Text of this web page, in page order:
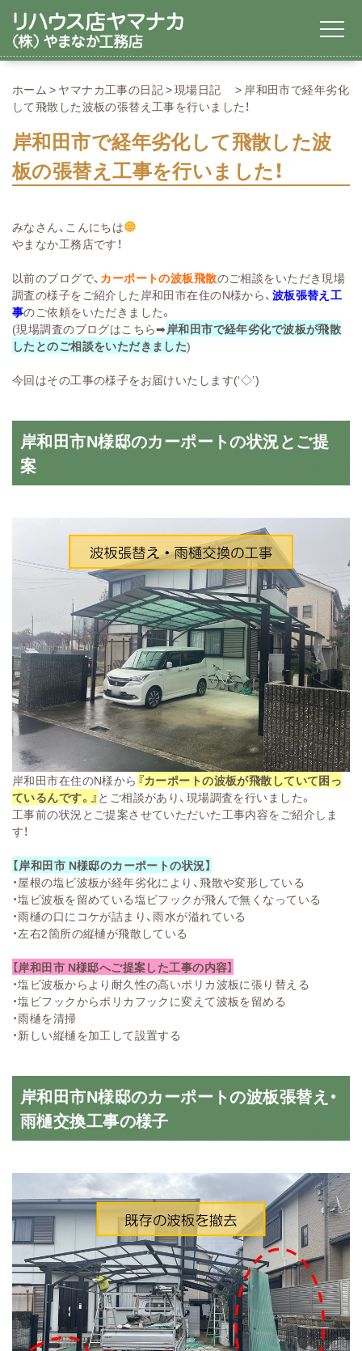
ホーム ヤマナカ工事の日記 現場日記
岸和田市で経年劣化
して飛散した波板の張替え工事を行いました！
岸和田市で経年劣化して飛散した波
板の張替え工事を行いました！
みなさん、こんにちは
やまなか工務店です！
以前のブログで、 カーポートの波板飛散のご相談をいただき現場
調査の様子をご紹介した岸和田市在住のN様から、 波板張替え工
事のご依頼をいただきました。
(現場調査のブログはこちら➡岸和田市で経年劣化で波板が飛散
したとのご相談をいただきました)
今回はその工事の様子をお届けいたします(‘◇’)ゞ
岸和田市N様邸のカーポートの状況とご提
案
岸和田市在住のN様から 『カーポートの波板が飛散していて困っ
ているんです。』 とご相談があり、現場調査を行いました。
工事前の状況とご提案させていただいた工事内容をご紹介しま
す！
【岸和田市 N様邸のカーポートの状況】
・屋根の塩ビ波板が経年劣化により、飛散や変形している
・塩ビ波板を留めている塩ビフックが飛んで無くなっている
・雨樋の口にコケが詰まり、雨水が溢れている
・左右2箇所の縦樋が飛散している
【岸和田市 N様邸へご提案した工事の内容】
・塩ビ波板からより耐久性の高いポリカ波板に張り替える
・塩ビフックからポリカフックに変えて波板を留める
・雨樋を清掃
・新しい縦樋を加工して設置する
岸和田市N様邸のカーポートの波板張替え・
雨樋交換工事の様子